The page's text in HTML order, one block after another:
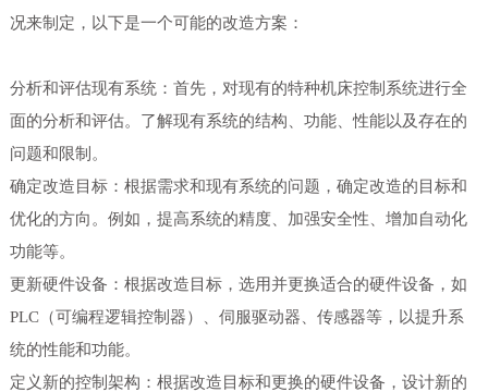
况来制定，以下是一个可能的改造方案：
分析和评估现有系统：首先，对现有的特种机床控制系统进行全
面的分析和评估。了解现有系统的结构、功能、性能以及存在的
问题和限制。
确定改造目标：根据需求和现有系统的问题，确定改造的目标和
优化的方向。例如，提高系统的精度、加强安全性、增加自动化
功能等。
更新硬件设备：根据改造目标，选用并更换适合的硬件设备，如
PLC（可编程逻辑控制器）、伺服驱动器、传感器等，以提升系
统的性能和功能。
定义新的控制架构：根据改造目标和更换的硬件设备，设计新的